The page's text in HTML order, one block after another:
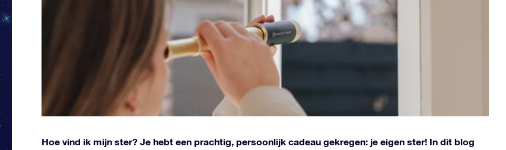
Hoe vind ik mijn ster? Je hebt een prachtig, persoonlijk cadeau gekregen: je eigen ster! In dit blog